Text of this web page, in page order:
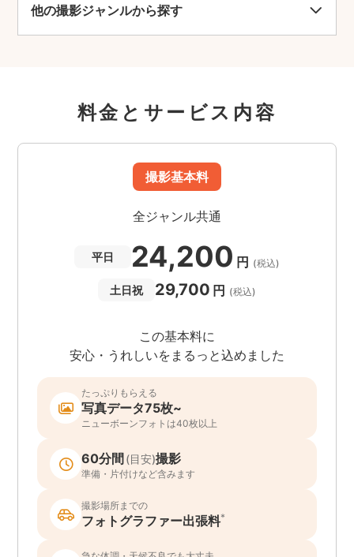
他の撮影ジャンルから探す
料金とサービス内容
撮影基本料
全ジャンル共通
平日 24,200 円 (税込)
土日祝 29,700 円 (税込)
この基本料に
安心・うれしいをまるっと込めました
たっぷりもらえる
写真データ75枚~
ニューボーンフォトは40枚以上
60分間(目安)撮影
準備・片付けなど含みます
撮影場所までの
フォトグラファー出張料*